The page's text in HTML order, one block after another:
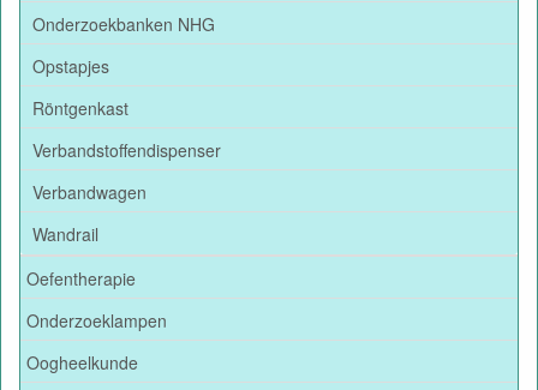
Onderzoekbanken NHG
Opstapjes
Röntgenkast
Verbandstoffendispenser
Verbandwagen
Wandrail
Oefentherapie
Onderzoeklampen
Oogheelkunde